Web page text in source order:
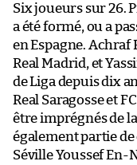
Six joueurs sur 26.
a été formé, ou a
en Espagne. Achraf
Real Madrid, et
de Liga depuis dix
Real Saragosse et
être imprégnés de
également partie
Séville Youssef En-